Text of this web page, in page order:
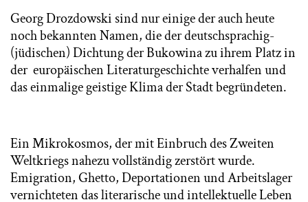
Georg Drozdowski sind nur einige der auch heute
noch bekannten Namen, die der deutschsprachig-
(jüdischen) Dichtung der Bukowina zu ihrem Platz in
der europäischen Literaturgeschichte verhalfen und
das einmalige geistige Klima der Stadt begründeten.
Ein Mikrokosmos, der mit Einbruch des Zweiten
Weltkriegs nahezu vollständig zerstört wurde.
Emigration, Ghetto, Deportationen und Arbeitslager
vernichteten das literarische und intellektuelle Leben